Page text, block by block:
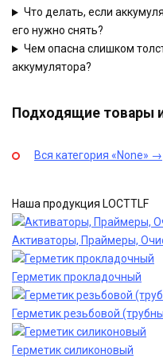
Что делать, если
его нужно снять?
Чем опасна слишком
аккумулятора?
Подходящие товары
Вся категория «None» →
Наша продукция LOCTTLF
Активаторы, Праймеры,
Герметик прокладочный
Герметик резьбовой
Герметик силиконовый